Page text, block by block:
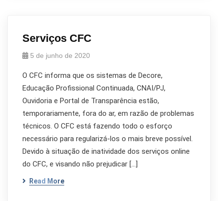
Serviços CFC
5 de junho de 2020
O CFC informa que os sistemas de Decore,
Educação Profissional Continuada, CNAI/PJ,
Ouvidoria e Portal de Transparência estão,
temporariamente, fora do ar, em razão de problemas
técnicos. O CFC está fazendo todo o esforço
necessário para regularizá-los o mais breve possível.
Devido à situação de inatividade dos serviços online
do CFC, e visando não prejudicar […]
Read More